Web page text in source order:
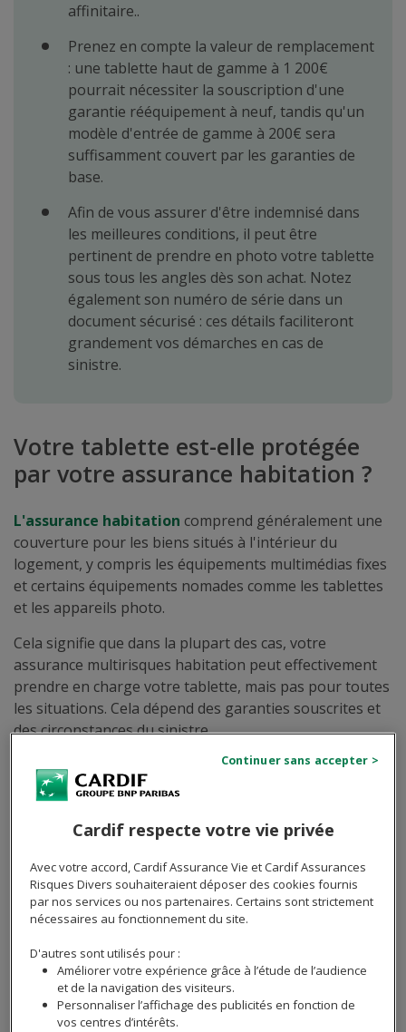
affinitaire..
Prenez en compte la valeur de remplacement
: une tablette haut de gamme à 1 200€
pourrait nécessiter la souscription d'une
garantie rééquipement à neuf, tandis qu'un
modèle d'entrée de gamme à 200€ sera
suffisamment couvert par les garanties de
base.
Afin de vous assurer d'être indemnisé dans
les meilleures conditions, il peut être
pertinent de prendre en photo votre tablette
sous tous les angles dès son achat. Notez
également son numéro de série dans un
document sécurisé : ces détails faciliteront
grandement vos démarches en cas de
sinistre.
Votre tablette est-elle protégée
par votre assurance habitation ?
L'assurance habitation comprend généralement une
couverture pour les biens situés à l'intérieur du
logement, y compris les équipements multimédias fixes
et certains équipements nomades comme les tablettes
et les appareils photo.
Cela signifie que dans la plupart des cas, votre
assurance multirisques habitation peut effectivement
prendre en charge votre tablette, mais pas pour toutes
les situations. Cela dépend des garanties souscrites et
des circonstances du sinistre.
Envie de réaliser des économies sur votre
assurance habitation?
Je découvre mon tarif !
Dans quels cas l'assurance
habitation couvre-t-elle une
tablette ?
Cardif respecte votre vie privée
Avec votre accord, Cardif Assurance Vie et Cardif Assurances
Risques Divers souhaiteraient déposer des cookies fournis
par nos services ou nos partenaires. Certains sont strictement
nécessaires au fonctionnement du site.
D'autres sont utilisés pour :
Améliorer votre expérience grâce à l’étude de l’audience
et de la navigation des visiteurs.
Personnaliser l’affichage des publicités en fonction de
vos centres d’intérêts.